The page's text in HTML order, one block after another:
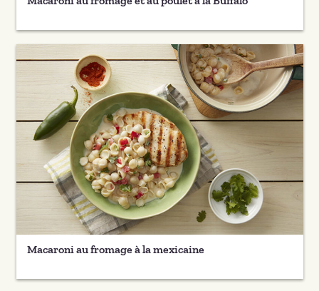
Macaroni au fromage à la mexicaine